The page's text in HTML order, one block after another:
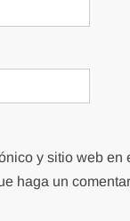
y sitio web en
haga un